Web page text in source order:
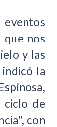
que nos
y las
indicó la
ciclo de
con